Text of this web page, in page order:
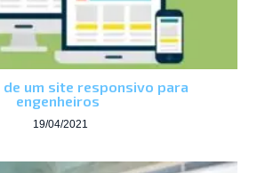
de um site responsivo para
engenheiros
19/04/2021